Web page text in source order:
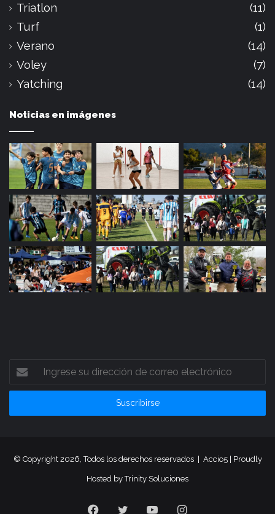
Triatlon
(11)
Turf
(1)
Verano
(14)
Voley
(7)
Yatching
(14)
Noticias en imágenes
Ingrese
su
dirección
correo
© Copyright 2026, Todos los derechos reservados | Accio5| Proudly
Hosted byTrinity Soluciones
Facebook
Twitter YouTubeInstagram